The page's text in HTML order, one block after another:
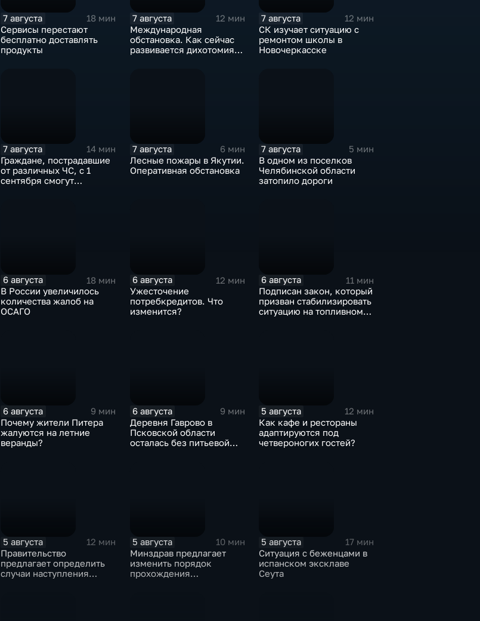
7 августа
18 мин
Сервисы перестают
бесплатно доставлять
продукты
7 августа
12 мин
Международная
обстановка. Как сейчас
развивается дихотомия
7 августа
12 мин
СК изучает ситуацию с
ремонтом школы в
Новочеркасске
7 августа
14 мин
Граждане, пострадавшие
от различных ЧС, с 1
сентября смогут
7 августа
6 мин
Лесные пожары в Якутии.
Оперативная обстановка
7 августа
5 мин
В одном из поселков
Челябинской области
затопило дороги
6 августа
18 мин
В России увеличилось
количества жалоб на
ОСАГО
6 августа
12 мин
Ужесточение
потребкредитов. Что
изменится?
6 августа
11 мин
Подписан закон, который
призван стабилизировать
ситуацию на топливном
6 августа
9 мин
Почему жители Питера
жалуются на летние
веранды?
6 августа
9 мин
Деревня Гаврово в
Псковской области
осталась без питьевой
5 августа
12 мин
Как кафе и рестораны
адаптируются под
четвероногих гостей?
5 августа
12 мин
Правительство
предлагает определить
случаи наступления
5 августа
10 мин
Минздрав предлагает
изменить порядок
прохождения
5 августа
17 мин
Ситуация с беженцами в
испанском эксклаве
Сеута